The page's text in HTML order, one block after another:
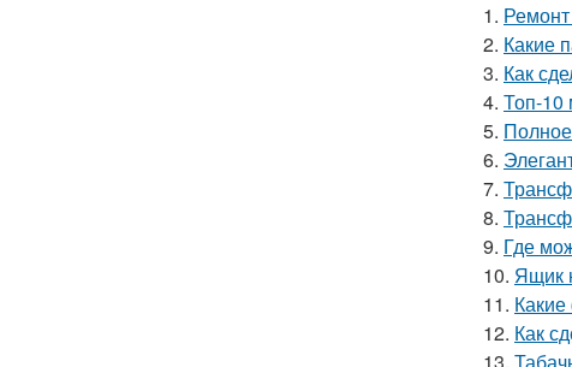
1.
2. Какие
3. Как
4. Топ-10
5.
6.
7.
8.
9. Где
10. Ящик
11.
12. Как